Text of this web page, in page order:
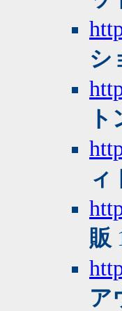
シ
ト
ィ
販
ア